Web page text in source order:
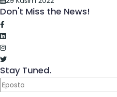
Don't Miss the News!
Stay Tuned.